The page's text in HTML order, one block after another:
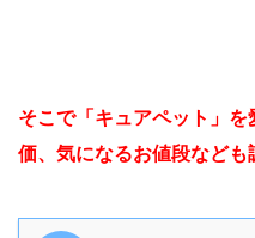
そこで「キュアペット」
価、気になるお値段なども